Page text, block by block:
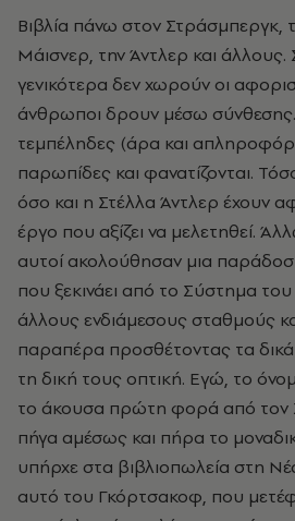
Βιβλία πάνω στον Στράσμπεργκ,
Μάισνερ, την Άντλερ και άλλους.
γενικότερα δεν χωρούν οι
άνθρωποι δρουν μέσω
τεμπέληδες (άρα και
παρωπίδες και φανατίζονται.
όσο και η Στέλλα Άντλερ έχουν
έργο που αξίζει να μελετηθεί.
αυτοί ακολούθησαν μια
που ξεκινάει από το Σύστημα του
άλλους ενδιάμεσους σταθμούς
παραπέρα προσθέτοντας τα
τη δική τους οπτική. Εγώ, το
το άκουσα πρώτη φορά από τον
πήγα αμέσως και πήρα το
υπήρχε στα βιβλιοπωλεία στη
αυτό του Γκόρτσακοφ, που